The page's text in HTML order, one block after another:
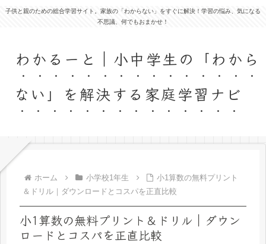
子供と親のための総合学習サイト。家族の「わからない」をすぐに解決！学習の悩み、気になる
不思議、何でもおまかせ！
わかるーと｜小中学生の「わから
ない」を解決する家庭学習ナビ
ホーム 小学校1年生
小1算数の無料プリント
＆ドリル｜ダウンロードとコスパを正直比較
小1算数の無料プリント＆ドリル｜ダウン
ロードとコスパを正直比較